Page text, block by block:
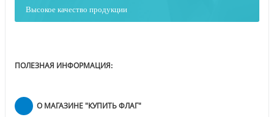
Высокое качество продукции
ПОЛЕЗНАЯ ИНФОРМАЦИЯ:
О МАГАЗИНЕ "КУПИТЬ ФЛАГ"